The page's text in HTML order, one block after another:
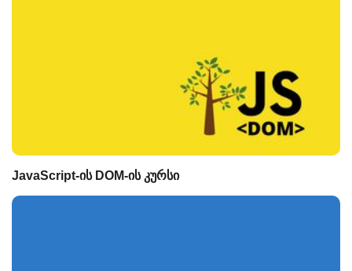
JavaScript-ის DOM-ის კურსი